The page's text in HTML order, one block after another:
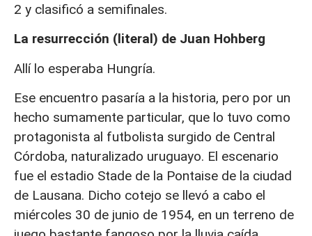
2 y clasificó a semifinales.
La resurrección (literal) de Juan Hohberg
Allí lo esperaba Hungría.
Ese encuentro pasaría a la historia, pero por un
hecho sumamente particular, que lo tuvo como
protagonista al futbolista surgido de Central
Córdoba, naturalizado uruguayo. El escenario
fue el estadio Stade de la Pontaise de la ciudad
de Lausana. Dicho cotejo se llevó a cabo el
miércoles 30 de junio de 1954, en un terreno de